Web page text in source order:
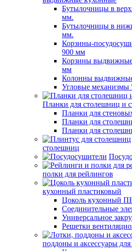
Бутылочницы в
мм.
Бутылочницы в
мм.
Корзины-
900 мм
Корзины выдвижные
мм
Колонны
Угловые
Планки для столешниц и
Планки для
Планки для
Планки для
столешниц
полки для рейлингов
кухонный пластиковый
Цоколь кухонный
Соединительные
Универсальное
Решетки
поддоны и аксессуары для